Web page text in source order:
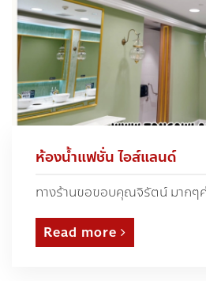
ห้องน้ำแฟชั่น ไอส์แลนด์
ทางร้านขอขอบคุณจิรัตน์ มากๆ
Read more